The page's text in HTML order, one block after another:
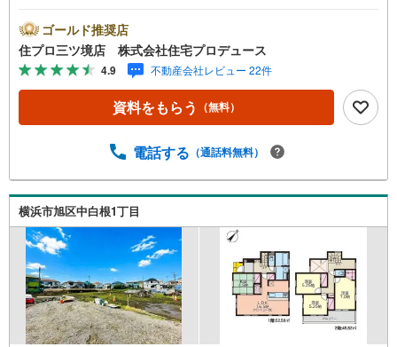
泉区・戸塚区・保土ケ谷区・大和市の不動産売買専門会社
です！ 最新物件情報や当社限定の物件情報も多数ご用意！
お気軽にお問合せ下さい!! -------------- 弊社独自の住宅ローン
提案システム 弊社ではファイナンシャル専門スタッフによ
る【丁寧な資金アドバイス】【ファイナンシャルプラン提
案書の作成】を随時行っております。意外に知らないお客
加入できる無料の生命保険】【13年間もらえる、国からの
後から始まる【住宅ローン返済】65歳以上から必要になる
【老後の費用負担】住宅探しの【このタイミング】で不安
な部分を明確にしていきませんか？？ --------------
ゴールド推奨店
住プロ三ツ境店 株式会社住宅プロデュース
4.9 不動産会社レビュー 22件
資料をもらう （無料）
電話する （通話料無料）
横浜市旭区中白根1丁目